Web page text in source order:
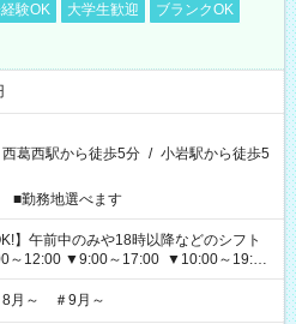
験OK 大学生歓迎
ブランクOK
西葛西駅から徒歩5分 / 小岩駅から徒歩5
■勤務地選べます
】午前中のみや18時以降などのシフト
～12:00 ▼9:00～17:00 ▼10:00～19:00
8月～ ＃9月～